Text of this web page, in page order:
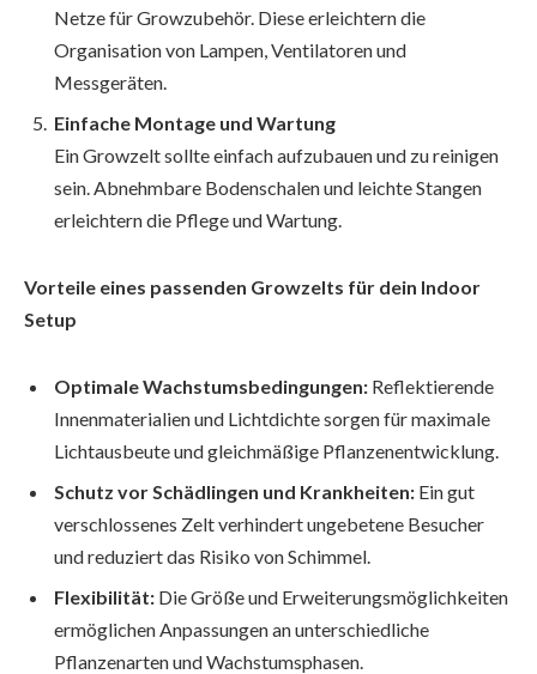
Netze für Growzubehör. Diese erleichtern die
Organisation von Lampen, Ventilatoren und
Messgeräten.
Einfache Montage und Wartung
Ein Growzelt sollte einfach aufzubauen und zu reinigen
sein. Abnehmbare Bodenschalen und leichte Stangen
erleichtern die Pflege und Wartung.
Vorteile eines passenden Growzelts für dein Indoor
Setup
Optimale Wachstumsbedingungen: Reflektierende
Innenmaterialien und Lichtdichte sorgen für maximale
Lichtausbeute und gleichmäßige Pflanzenentwicklung.
Schutz vor Schädlingen und Krankheiten: Ein gut
verschlossenes Zelt verhindert ungebetene Besucher
und reduziert das Risiko von Schimmel.
Flexibilität: Die Größe und Erweiterungsmöglichkeiten
ermöglichen Anpassungen an unterschiedliche
Pflanzenarten und Wachstumsphasen.